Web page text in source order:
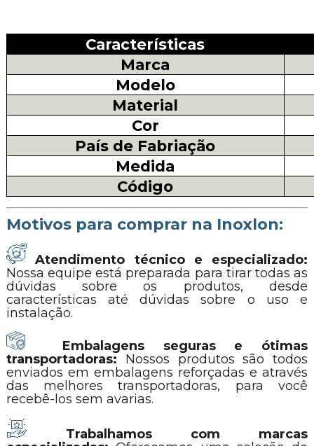
Características
Marca
Modelo
Material
Cor
País de Fabriação
Medida
Código
Motivos para comprar na Inoxlon:
Atendimento técnico e especializado:
Nossa equipe está preparada para tirar todas as
dúvidas sobre os produtos, desde
características até dúvidas sobre o uso e
instalação.
Embalagens seguras e ótimas
transportadoras: Nossos produtos são todos
enviados em embalagens reforçadas e através
das melhores transportadoras, para você
recebê-los sem avarias.
Trabalhamos com marcas